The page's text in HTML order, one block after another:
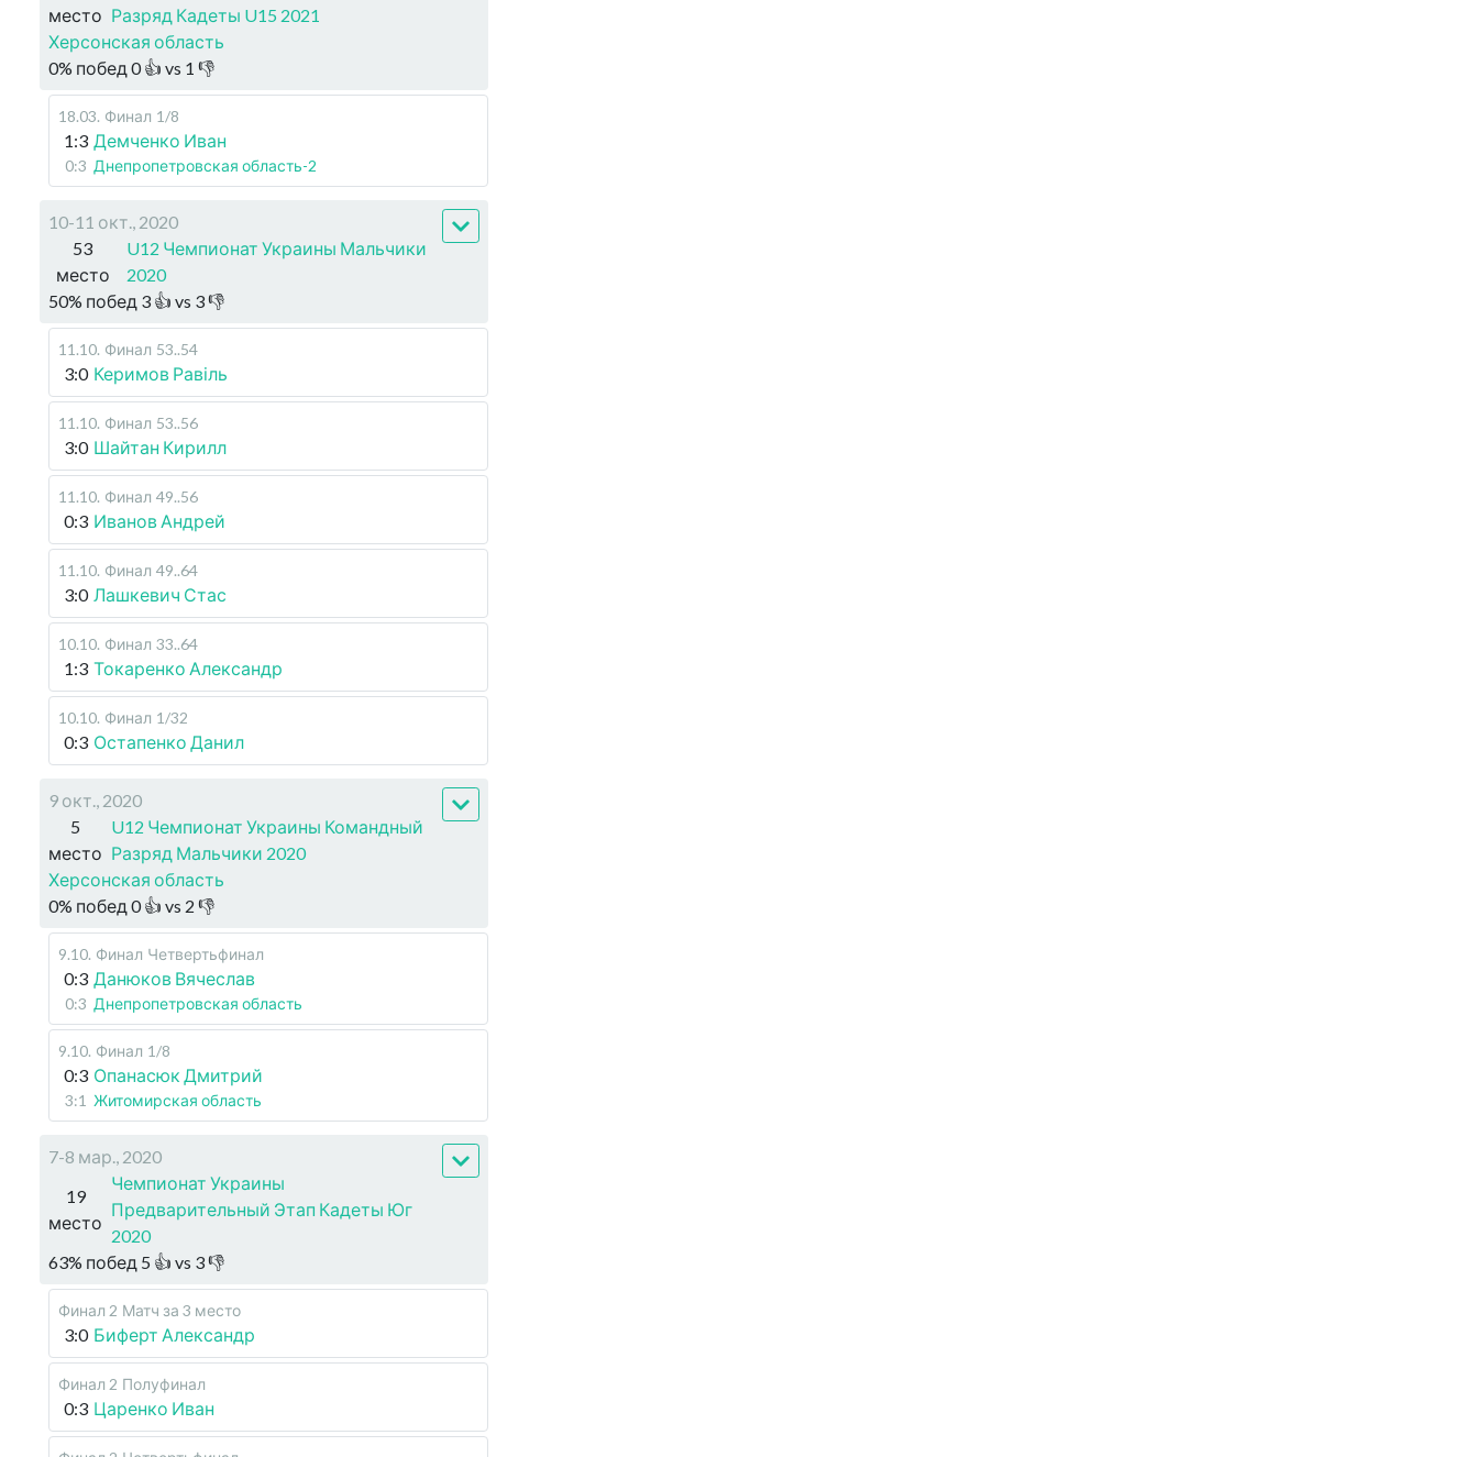
место Разряд Кадеты U15 2021
Херсонская область
0% побед 0👍 vs 1 👎
18.03. Финал 1/8
1:3 Демченко Иван
0:3 Днепропетровская область-2
10-11 окт., 2020
53
место
U12 Чемпионат Украины Мальчики
2020
50% побед 3 👍 vs 3👎
11.10. Финал 53..54
3:0 Керимов Равіль
11.10. Финал 53..56
3:0 Шайтан Кирилл
11.10. Финал 49..56
0:3 Иванов Андрей
11.10. Финал 49..64
3:0 Лашкевич Стас
10.10. Финал 33..64
1:3 Токаренко Александр
10.10. Финал 1/32
0:3 Остапенко Данил
9 окт., 2020
5
место
U12 Чемпионат Украины Командный
Разряд Мальчики 2020
Херсонская область
0% побед 0👍 vs 2 👎
9.10. Финал Четвертьфинал
0:3 Данюков Вячеслав
0:3 Днепропетровская область
9.10. Финал 1/8
0:3 Опанасюк Дмитрий
3:1 Житомирская область
7-8 мар., 2020
19
место
Чемпионат Украины
Предварительный Этап Кадеты Юг
2020
63% побед 5 👍 vs 3👎
Финал 2 Матч за 3 место
3:0 Биферт Александр
Финал 2 Полуфинал
0:3 Царенко Иван